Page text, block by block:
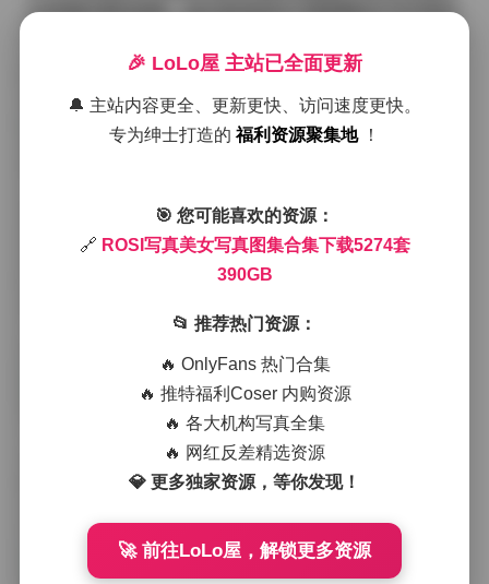
众多爱好者的追捧，这次发布的5274套图集合计约390G
片都经过精心挑选，模特的姿态与服饰搭配都呈现出不
同的氛围，有的在柔和的早晨光线中漫步于樱花树下，
有的则在霓虹交错的夜城街头捕捉到动感的瞬间。
从整体观感来看，这些作品不只是简单的美女写真，更
系。比如在一组以复古咖啡馆为背景的写真里，模特身
着淡黄色连衣裙，手持陶瓷杯，光线从窗户斜射进来，
形成温暖的金色光斑，整张图片透出一种悠闲且略带怀
旧的情绪。而在另一组以工厂仓库为场景的系列中，金
工业风与柔软的服装相互碰撞，产生出一种别样的力量
穿搭方面，ROSI写真一直注重细节，从配饰的选择到鞋
子的款式都能看到用心。有的套图中，模特会佩戴细链
条项链或小巧的耳钉，点亮整体造型；有的则选择宽松
的针织衫搭配高腰牛仔裤，展现出休闲又不失利落的气
供细细品味的层次。
🎉 LoLo屋 主站已全面更新
🔔 主站内容更全、更新更快、访问速度更快。
专为绅士打造的福利资源聚集地 ！
🎯 您可能喜欢的资源：
🔗 ROSI写真美女写真图集合集下载5274套
390GB
📂 推荐热门资源：
🔥 OnlyFans 热门合集
🔥 推特福利Coser 内购资源
🔥 各大机构写真全集
🔥 网红反差精选资源
💎 更多独家资源，等你发现！
🚀 前往LoLo屋，解锁更多资源